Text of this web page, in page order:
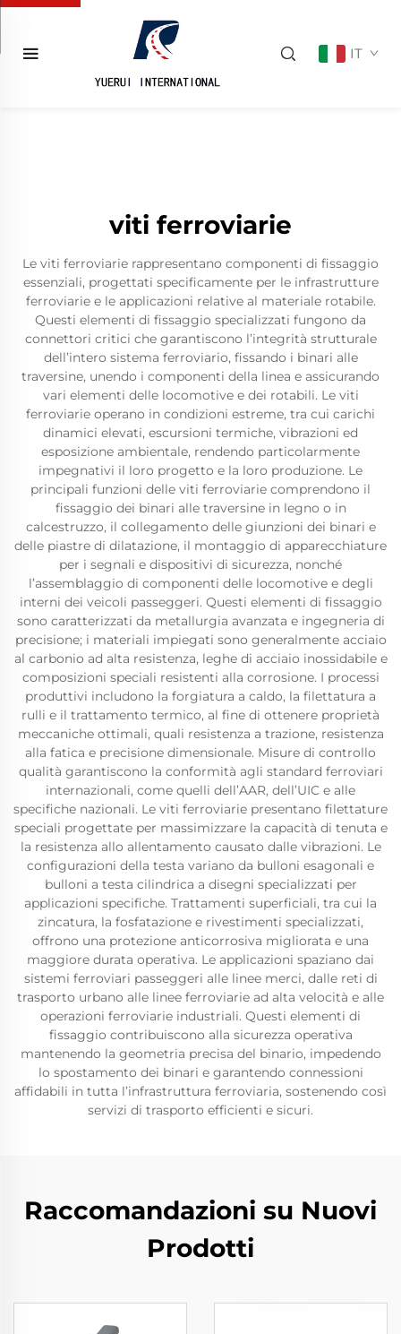
IT
viti ferroviarie
Le viti ferroviarie rappresentano componenti di fissaggio
essenziali, progettati specificamente per le infrastrutture
ferroviarie e le applicazioni relative al materiale rotabile.
Questi elementi di fissaggio specializzati fungono da
connettori critici che garantiscono l’integrità strutturale
dell’intero sistema ferroviario, fissando i binari alle
traversine, unendo i componenti della linea e assicurando
vari elementi delle locomotive e dei rotabili. Le viti
ferroviarie operano in condizioni estreme, tra cui carichi
dinamici elevati, escursioni termiche, vibrazioni ed
esposizione ambientale, rendendo particolarmente
impegnativi il loro progetto e la loro produzione. Le
principali funzioni delle viti ferroviarie comprendono il
fissaggio dei binari alle traversine in legno o in
calcestruzzo, il collegamento delle giunzioni dei binari e
delle piastre di dilatazione, il montaggio di apparecchiature
per i segnali e dispositivi di sicurezza, nonché
l’assemblaggio di componenti delle locomotive e degli
interni dei veicoli passeggeri. Questi elementi di fissaggio
sono caratterizzati da metallurgia avanzata e ingegneria di
precisione; i materiali impiegati sono generalmente acciaio
al carbonio ad alta resistenza, leghe di acciaio inossidabile e
composizioni speciali resistenti alla corrosione. I processi
produttivi includono la forgiatura a caldo, la filettatura a
rulli e il trattamento termico, al fine di ottenere proprietà
meccaniche ottimali, quali resistenza a trazione, resistenza
alla fatica e precisione dimensionale. Misure di controllo
qualità garantiscono la conformità agli standard ferroviari
internazionali, come quelli dell’AAR, dell’UIC e alle
specifiche nazionali. Le viti ferroviarie presentano filettature
speciali progettate per massimizzare la capacità di tenuta e
la resistenza allo allentamento causato dalle vibrazioni. Le
configurazioni della testa variano da bulloni esagonali e
bulloni a testa cilindrica a disegni specializzati per
applicazioni specifiche. Trattamenti superficiali, tra cui la
zincatura, la fosfatazione e rivestimenti specializzati,
offrono una protezione anticorrosiva migliorata e una
maggiore durata operativa. Le applicazioni spaziano dai
sistemi ferroviari passeggeri alle linee merci, dalle reti di
trasporto urbano alle linee ferroviarie ad alta velocità e alle
operazioni ferroviarie industriali. Questi elementi di
fissaggio contribuiscono alla sicurezza operativa
mantenendo la geometria precisa del binario, impedendo
lo spostamento dei binari e garantendo connessioni
affidabili in tutta l’infrastruttura ferroviaria, sostenendo così
servizi di trasporto efficienti e sicuri.
Raccomandazioni su Nuovi
Prodotti